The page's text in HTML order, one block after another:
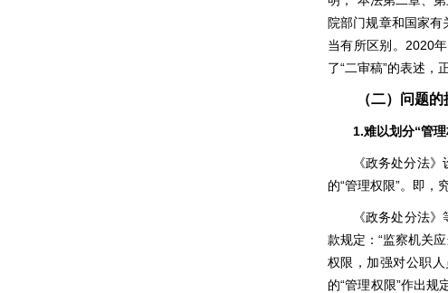
院部门规章和国家有
当有所区别。2020
了“二审稿”的表述，
（二）问题的
1.难以划分“管
《政务处分法
的“管理权限”。即，
《政务处分法
款规定：“监察机关
权限，加强对公职
的“管理权限”作出